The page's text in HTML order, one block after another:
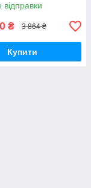
відправки
₴ 3 864 ₴
Купити